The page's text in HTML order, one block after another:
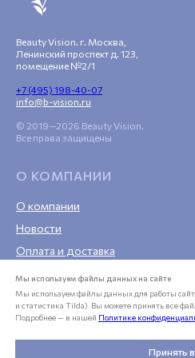
Beauty Vision. г. Москва,
Ленинский проспект д. 123,
помещение №2/1
+7 (495) 198-40-07
info@b-vision.ru
© 2019—2026 Beauty Vision.
Все права защищены
О КОМПАНИИ
О компании
Новости
Оплата и доставка
Гарантия
Возврат
Контакты
Сотрудничество
Мы используем файлы данных на сайте
Мы используем файлы данных для работы
и статистика Tilda). Вы можете принять все
Подробнее — в нашей Политике
Принять